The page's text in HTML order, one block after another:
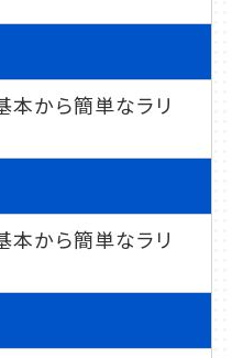
から簡単なラリ
から簡単なラリ